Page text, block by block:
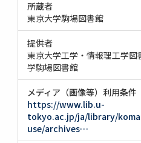
所蔵者
東京大学駒場図書館
提供者
東京大学工学・情報理工学図
学駒場図書館
メディア（画像等）利用条件
https://www.lib.u-
tokyo.ac.jp/ja/library/
use/archives…